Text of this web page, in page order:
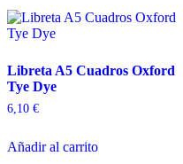
Libreta A5 Cuadros Oxford
Tye Dye
6,10 €
Añadir al carrito